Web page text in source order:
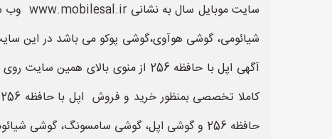
شیائومی، گوشی هوآوی،گوشی پوکو می باشد در این
آگهی اپل با حافظه 256 از منوی
حافظه 256 و گوشی اپل، گوشی سامسونگ،